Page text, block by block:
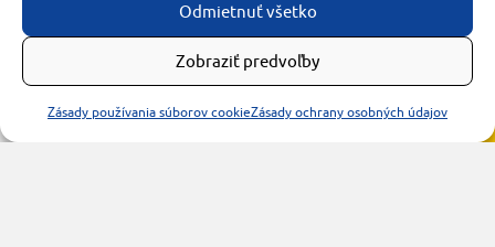
Odmietnuť všetko
Zobraziť predvoľby
Zásady používania súborov cookieZásady ochrany osobných údajov